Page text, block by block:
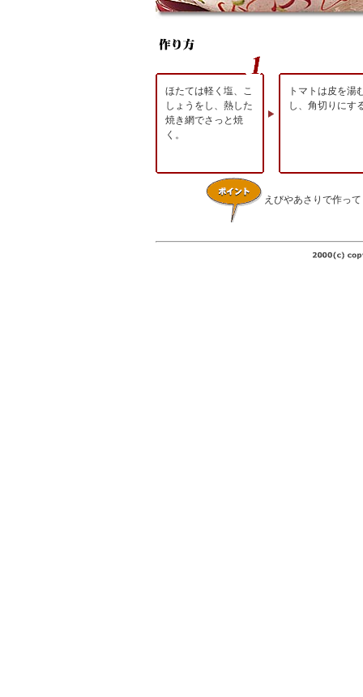
ほたては軽く塩、こ
しょうをし、熱した
焼き網でさっと焼
く。
トマトは皮を湯
し、角切りにす
えびやあさりで作っ